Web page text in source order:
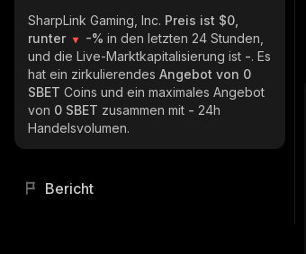
SharpLink Gaming, Inc. Preis ist $0,
runter
-% in den letzten 24 Stunden,
und die Live-Marktkapitalisierung ist -. Es
hat ein zirkulierendes Angebot von 0
SBET Coins und ein maximales Angebot
von 0 SBET zusammen mit - 24h
Handelsvolumen.
Bericht